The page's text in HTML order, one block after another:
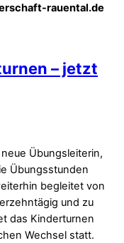
rauental.de
– jetzt
Übungsleiterin,
Übungsstunden
begleitet von
und zu
das Kinderturnen
Wechsel statt.